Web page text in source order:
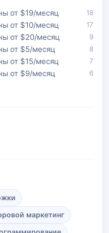
от $19/месяц 18
от $10/месяц 17
от $20/месяц 9
от $5/месяц 8
от $15/месяц 7
от $9/месяц 6
маркетинг